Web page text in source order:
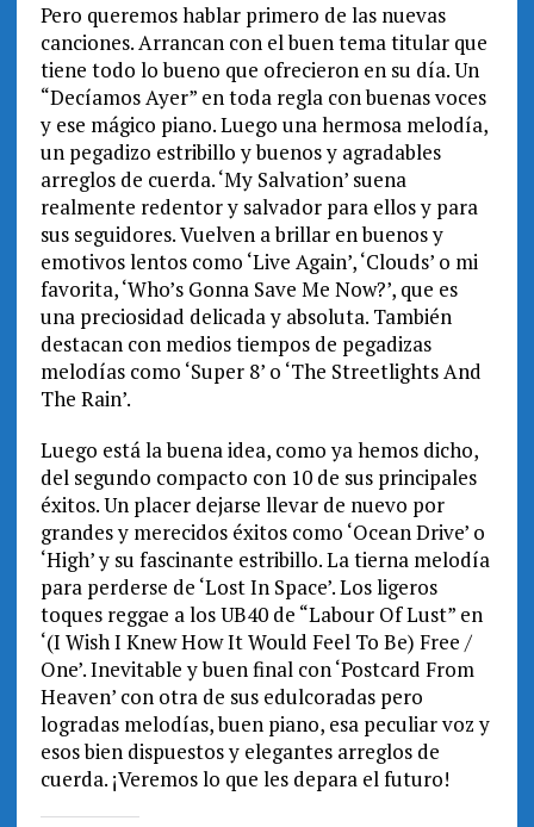
Pero queremos hablar primero de las nuevas
canciones. Arrancan con el buen tema titular que
tiene todo lo bueno que ofrecieron en su día. Un
“Decíamos Ayer” en toda regla con buenas voces
y ese mágico piano. Luego una hermosa melodía,
un pegadizo estribillo y buenos y agradables
arreglos de cuerda. ‘My Salvation’ suena
realmente redentor y salvador para ellos y para
sus seguidores. Vuelven a brillar en buenos y
emotivos lentos como ‘Live Again’, ‘Clouds’ o mi
favorita, ‘Who’s Gonna Save Me Now?’, que es
una preciosidad delicada y absoluta. También
destacan con medios tiempos de pegadizas
melodías como ‘Super 8’ o ‘The Streetlights And
The Rain’.
Luego está la buena idea, como ya hemos dicho,
del segundo compacto con 10 de sus principales
éxitos. Un placer dejarse llevar de nuevo por
grandes y merecidos éxitos como ‘Ocean Drive’ o
‘High’ y su fascinante estribillo. La tierna melodía
para perderse de ‘Lost In Space’. Los ligeros
toques reggae a los UB40 de “Labour Of Lust” en
‘(I Wish I Knew How It Would Feel To Be) Free /
One’. Inevitable y buen final con ‘Postcard From
Heaven’ con otra de sus edulcoradas pero
logradas melodías, buen piano, esa peculiar voz y
esos bien dispuestos y elegantes arreglos de
cuerda. ¡Veremos lo que les depara el futuro!